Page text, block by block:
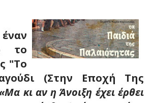
το
"Το
(Στην Εποχή Της
κι αν η Άνοιξη έχει έρθει